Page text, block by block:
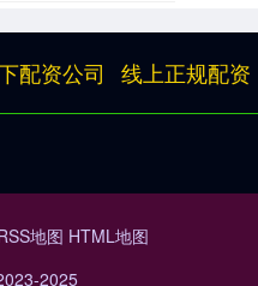
配资公司 线上正规配资
地图 HTML地图
2025